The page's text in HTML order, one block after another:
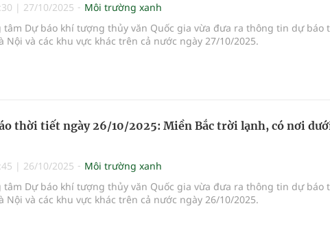
| 27/10/2025
Môi trường xanh
tâm Dự báo khí tượng thủy văn Quốc gia vừa đưa ra thông tin dự báo
Nội và các khu vực khác trên cả nước ngày 27/10/2025.
thời tiết ngày 26/10/2025: Miền Bắc trời lạnh, có nơi
| 26/10/2025
Môi trường xanh
tâm Dự báo khí tượng thủy văn Quốc gia vừa đưa ra thông tin dự báo
Nội và các khu vực khác trên cả nước ngày 26/10/2025.